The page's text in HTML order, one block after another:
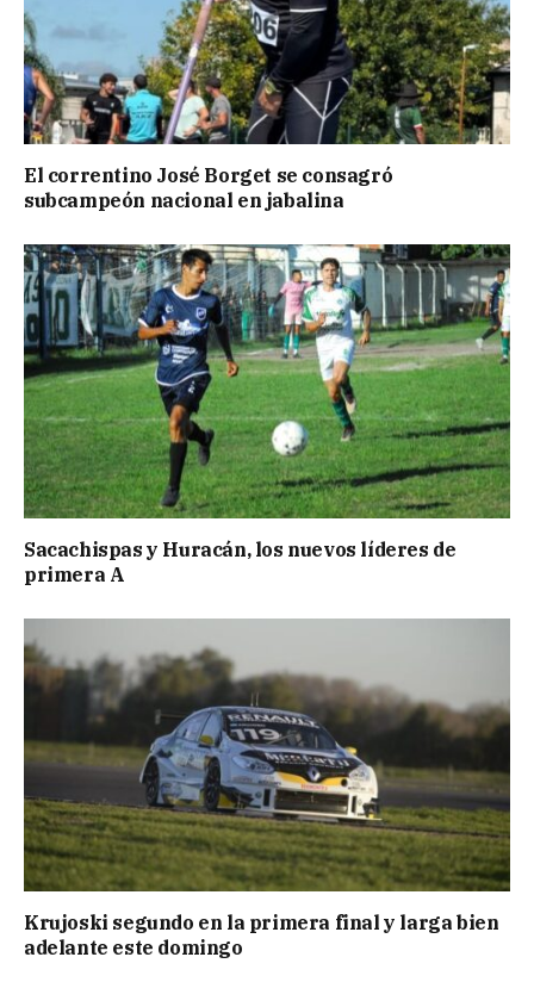
El correntino José Borget se consagró
subcampeón nacional en jabalina
Sacachispas y Huracán, los nuevos líderes de
primera A
Krujoski segundo en la primera final y larga bien
adelante este domingo